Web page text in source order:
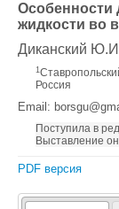
Особенности
жидкости во
Диканский
1
Россия
Email:
Поступила в
Выставление
PDF версия